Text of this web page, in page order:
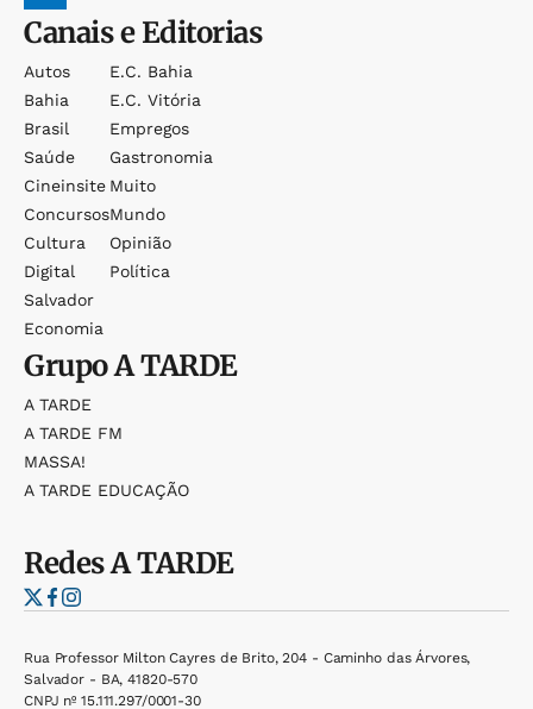
Canais e Editorias
Autos
Bahia
Brasil
Saúde
Cineinsite
Concursos
Cultura
Digital
Salvador
Economia
E.c. Bahia
E.c. Vitória
Empregos
Gastronomia
Muito
Mundo
Opinião
Política
GrupoA TARDE
A TARDE
A TARDE FM
MASSA!
A TARDE EDUCAÇÃO
RedesA TARDE
Rua Professor Milton Cayres de Brito, 204 - Caminho das Árvores,
Salvador - BA, 41820-570
CNPJ nº 15.111.297/0001-30